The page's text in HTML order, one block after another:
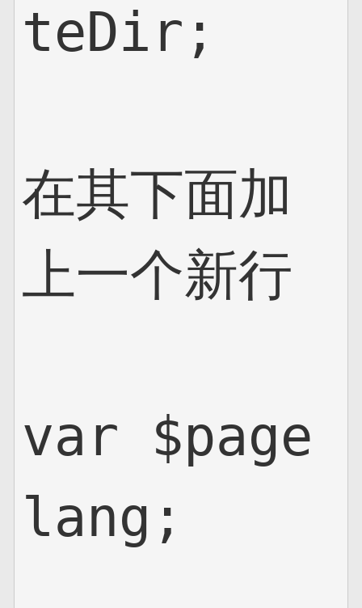
teDir;
在其下面加
上一个新行
var $page
lang;